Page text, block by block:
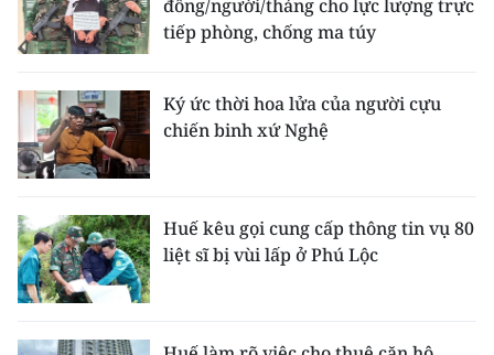
đồng/người/tháng cho lực lượng trực
tiếp phòng, chống ma túy
Ký ức thời hoa lửa của người cựu
chiến binh xứ Nghệ
Huế kêu gọi cung cấp thông tin vụ 80
liệt sĩ bị vùi lấp ở Phú Lộc